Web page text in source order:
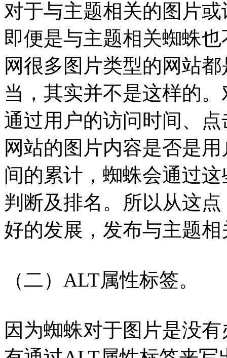
对于与主题相关的图片
即便是与主题相关蜘蛛
网很多图片类型的网站
当，其实并不是这样的
通过用户的访问时间、
网站的图片内容是否是
间的累计，蜘蛛会通过
判断及排名。所以从这
好的发展，发布与主题
（二）ALT属性标签。
因为蜘蛛对于图片是没